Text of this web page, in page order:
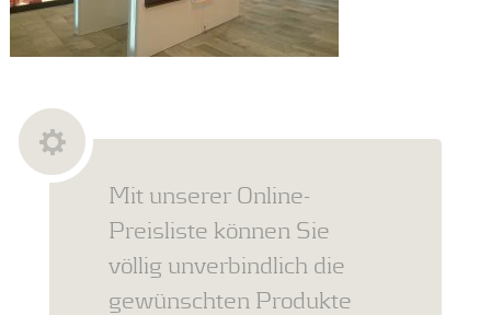
Mit unserer Online-
Preisliste können Sie
völlig unverbindlich die
gewünschten Produkte